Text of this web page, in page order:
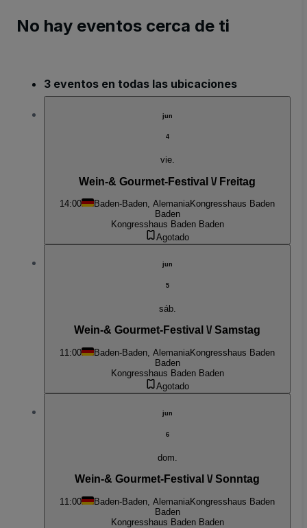
No hay eventos cerca de ti
3 eventos en todas las ubicaciones
jun
4
vie.
Wein-& Gourmet-Festival \/ Freitag
14:00 Baden-Baden, AlemaniaKongresshaus Baden
Baden
Kongresshaus Baden Baden
Agotado
jun
5
sáb.
Wein-& Gourmet-Festival \/ Samstag
11:00 Baden-Baden, AlemaniaKongresshaus Baden
Baden
Kongresshaus Baden Baden
Agotado
jun
6
dom.
Wein-& Gourmet-Festival \/ Sonntag
11:00 Baden-Baden, AlemaniaKongresshaus Baden
Baden
Kongresshaus Baden Baden